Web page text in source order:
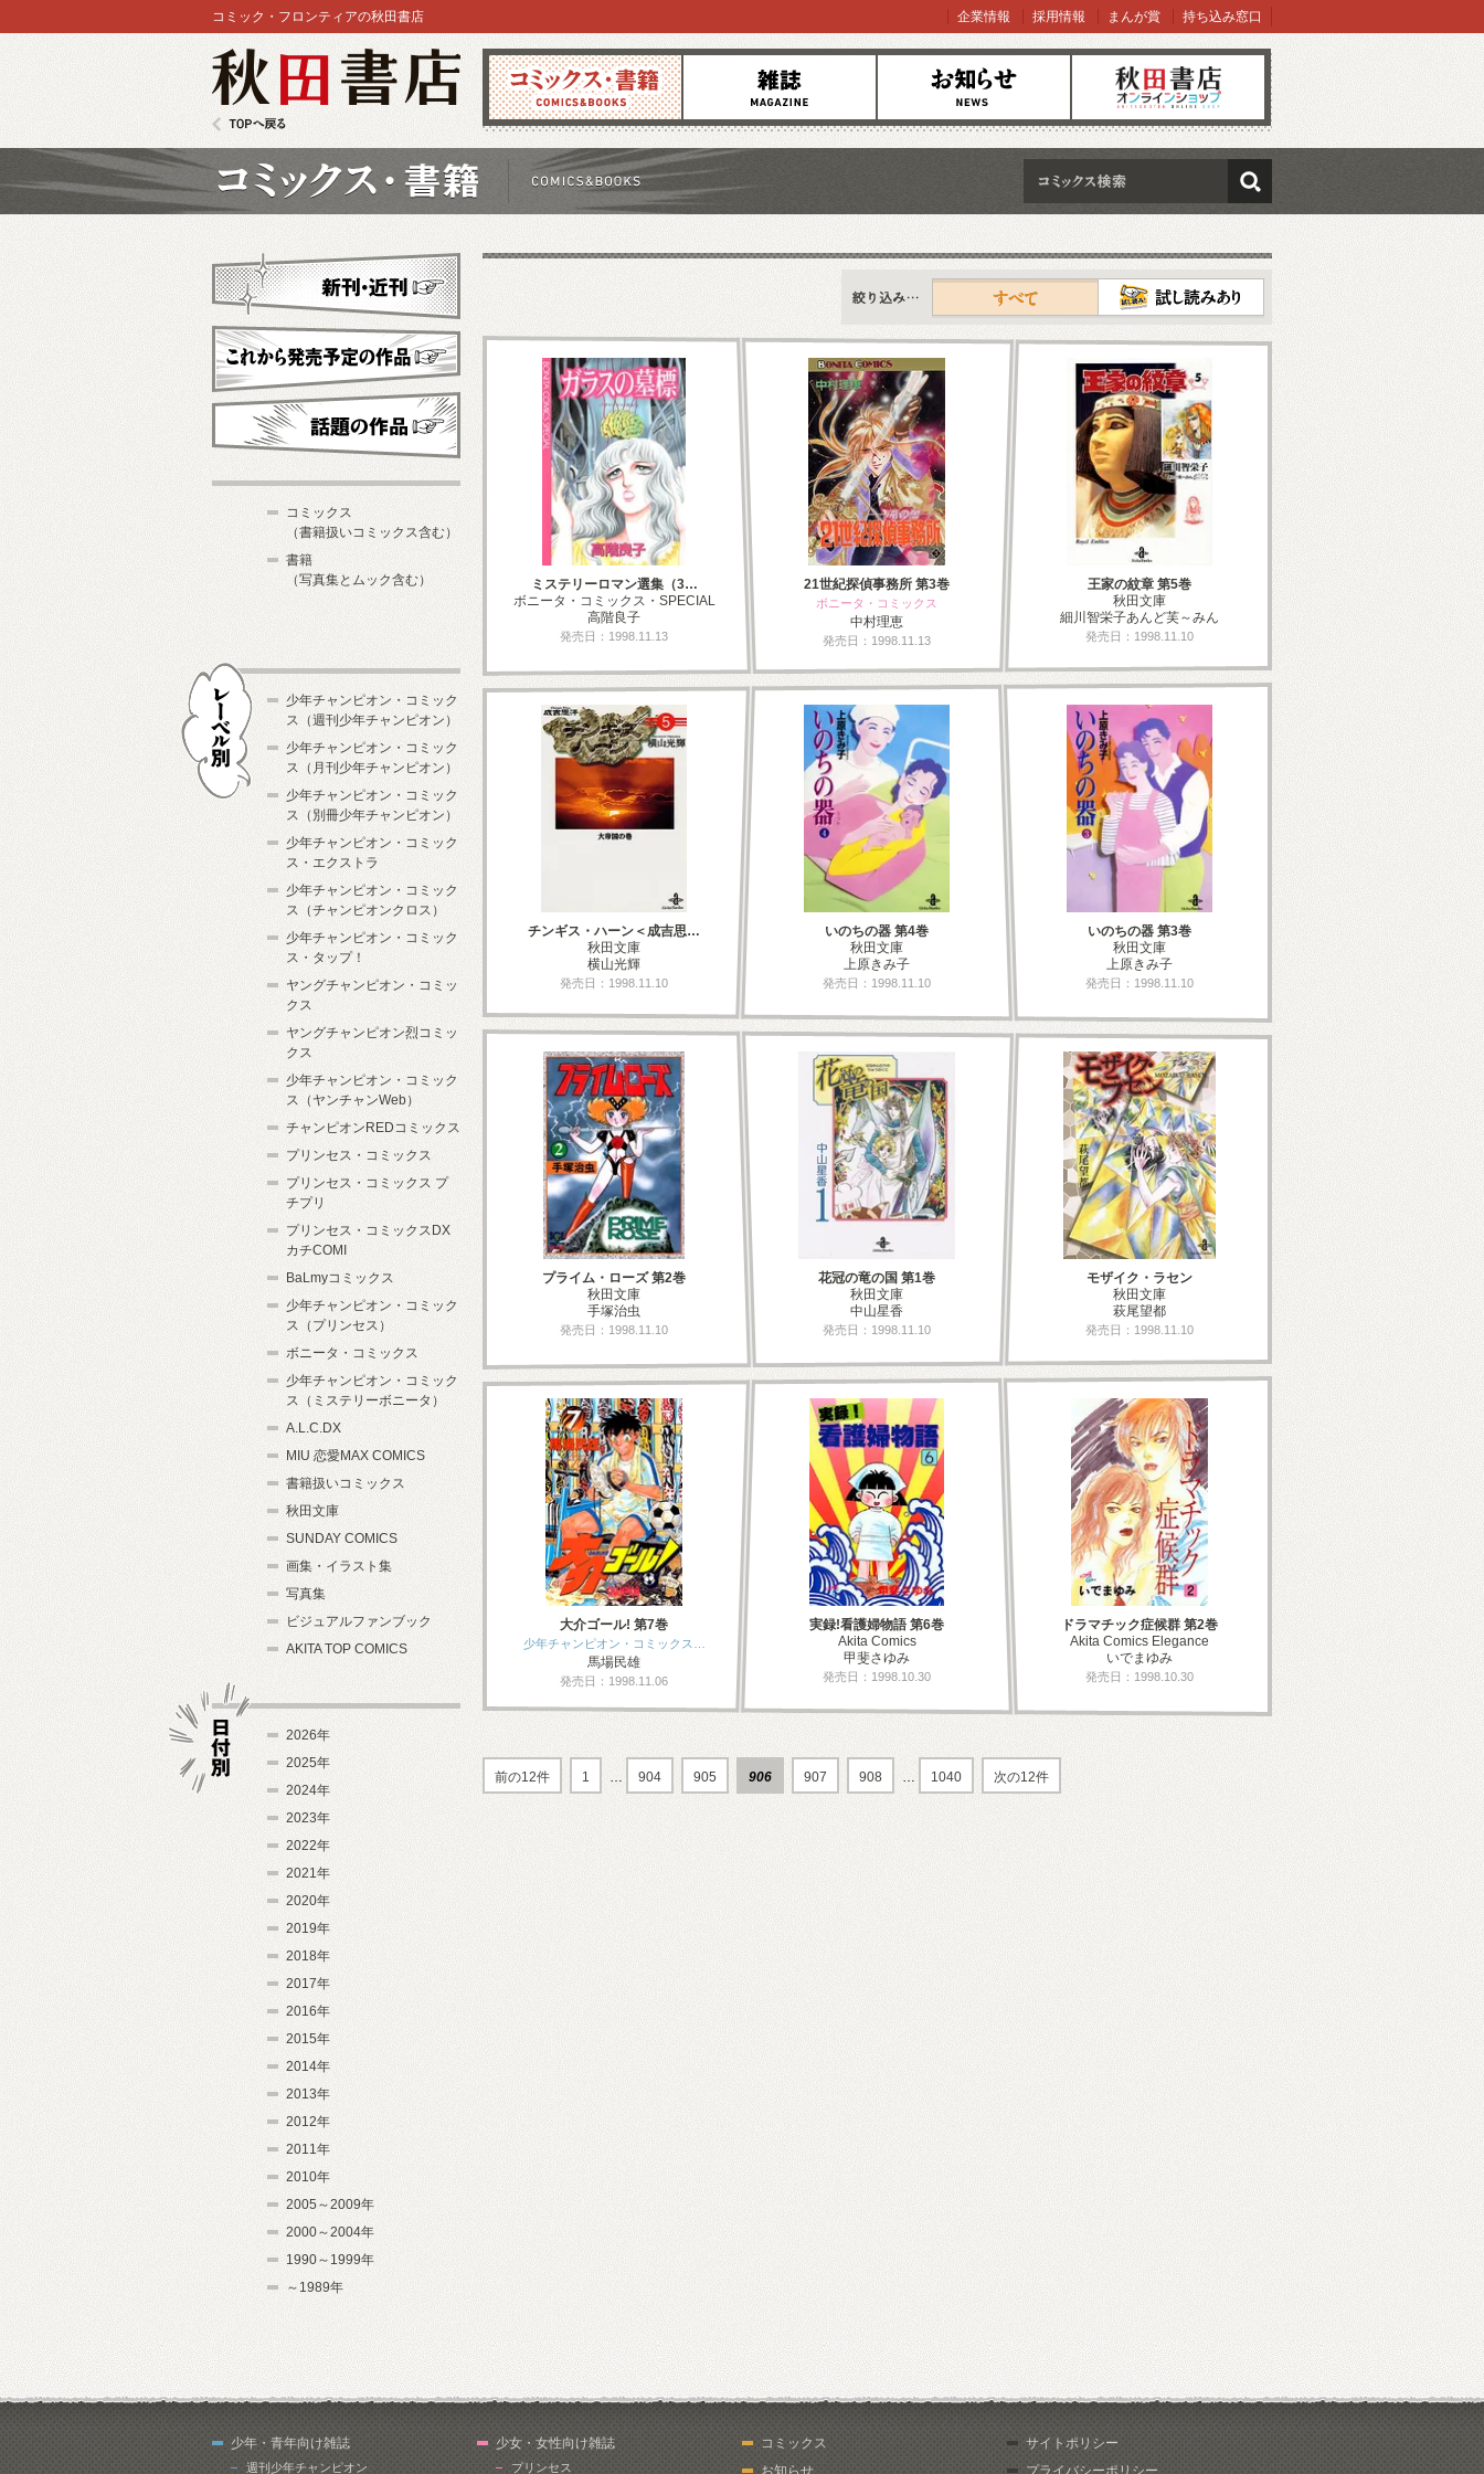
コミックス 雑誌 お知らせ オンラインショップ
コミック・フロンティアの秋田書店 企業情報 採用情報 まんが賞 持ち込み窓口
検索
新刊情報
すべて
ミステリーロマン選集（3…
ボニータ・コミックス・SPECIAL
高階良子
発売日：1998.11.13
21世紀探偵事務所 第3巻
ボニータ・コミックス
中村理恵
発売日：1998.11.13
王家の紋章 第5巻
秋田文庫
細川智栄子あんど芙～みん
発売日：1998.11.10
チンギス・ハーン＜成吉思…
秋田文庫
横山光輝
発売日：1998.11.10
いのちの器 第4巻
秋田文庫
上原きみ子
発売日：1998.11.10
いのちの器 第3巻
秋田文庫
上原きみ子
発売日：1998.11.10
プライム・ローズ 第2巻
秋田文庫
手塚治虫
発売日：1998.11.10
花冠の竜の国 第1巻
秋田文庫
中山星香
発売日：1998.11.10
モザイク・ラセン
秋田文庫
萩尾望都
発売日：1998.11.10
大介ゴール! 第7巻
少年チャンピオン・コミックス…
馬場民雄
発売日：1998.11.06
実録!看護婦物語 第6巻
Akita Comics
甲斐さゆみ
発売日：1998.10.30
ドラマチック症候群 第2巻
Akita Comics Elegance
いでまゆみ
発売日：1998.10.30
前の12件 1 … 904 905 906 907 908 … 1040 次の12件
新刊・近刊
これから発売予定
コミックス
（書籍扱いコミックス含む）
書籍
（写真集とムック含む）
少年チャンピオン・コミック
ス（週刊少年チャンピオン）
少年チャンピオン・コミック
ス（月刊少年チャンピオン）
少年チャンピオン・コミック
ス（別冊少年チャンピオン）
少年チャンピオン・コミック
ス・エクストラ
少年チャンピオン・コミック
ス（チャンピオンクロス）
少年チャンピオン・コミック
ス・タップ！
ヤングチャンピオン・コミッ
クス
ヤングチャンピオン烈コミッ
クス
少年チャンピオン・コミック
ス（ヤンチャンWeb）
チャンピオンREDコミックス
プリンセス・コミックス
プリンセス・コミックス プ
チプリ
プリンセス・コミックスDX
カチCOMI
BaLmyコミックス
少年チャンピオン・コミック
ス（プリンセス）
ボニータ・コミックス
少年チャンピオン・コミック
ス（ミステリーボニータ）
A.L.C.DX
MIU 恋愛MAX COMICS
書籍扱いコミックス
秋田文庫
SUNDAY COMICS
画集・イラスト集
写真集
ビジュアルファンブック
AKITA TOP COMICS
2026年
2025年
2024年
2023年
2022年
2021年
2020年
2019年
2018年
2017年
2016年
2015年
2014年
2013年
2012年
2011年
2010年
2005～2009年
2000～2004年
1990～1999年
～1989年
少年・青年向け雑誌
週刊少年チャンピオン
少女・女性向け雑誌
プリンセス
コミックス
お知らせ
サイトポリシー
プライバシーポリシー